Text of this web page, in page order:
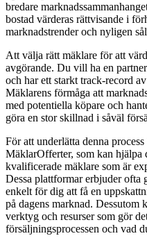
bredare
bostad värderas rättvisande i
marknadstrender och nyligen
Att välja rätt mäklare för att
avgörande. Du vill ha en
och har ett starkt track-record
Mäklarens förmåga att
med potentiella köpare och
göra en stor skillnad i såväl
För att underlätta denna
MäklarOfferter, som kan hjälpa
kvalificerade mäklare som är
Dessa plattformar erbjuder ofta
enkelt för dig att få en
på dagens marknad. Dessutom
verktyg och resurser som gör
försäljningsprocessen och vad